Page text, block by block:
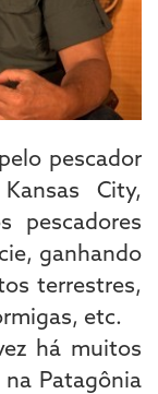
pescador
City,
pescadores
ganhando
terrestres,
etc.
há muitos
Patagônia